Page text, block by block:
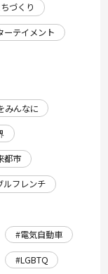
づくり
ーテイメント
みんなに
都市
ルフレンチ
#電気自動車
#LGBTQ